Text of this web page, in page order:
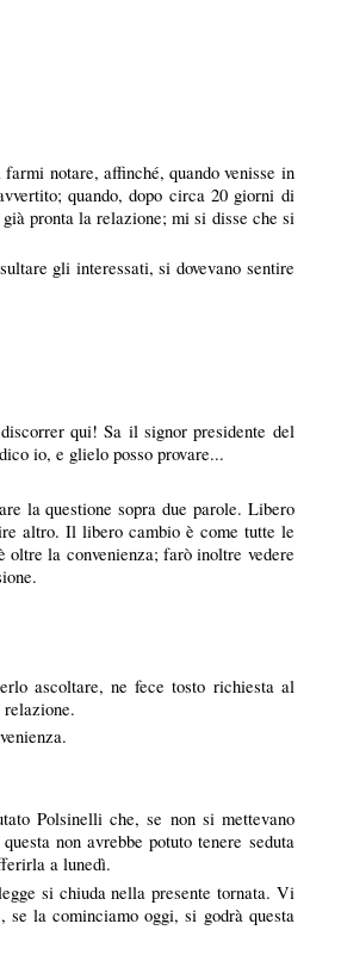
notare, affinché, quando venisse in
quando, dopo circa 20 giorni di
pronta la relazione; mi si disse che si
gli interessati, si dovevano sentire
qui! Sa il signor presidente del
io, e glielo posso provare...
la questione sopra due parole. Libero
altro. Il libero cambio è come tutte le
la convenienza; farò inoltre vedere
ascoltare, ne fece tosto richiesta al
relazione.
Polsinelliche, se non si mettevano
non avrebbe potuto tenere seduta
a lunedì.
si chiuda nella presente tornata. Vi
se la cominciamo oggi, si godrà questa